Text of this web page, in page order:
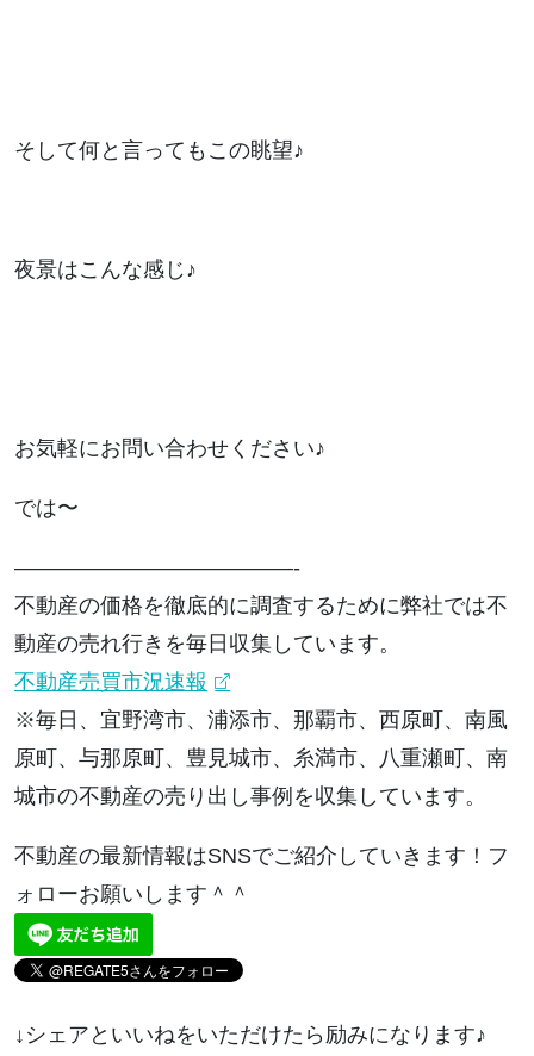
そして何と言ってもこの眺望♪
夜景はこんな感じ♪
お気軽にお問い合わせください♪
では〜
—————————————-
不動産の価格を徹底的に調査するために弊社では不
動産の売れ行きを毎日収集しています。
不動産売買市況速報
※毎日、宜野湾市、浦添市、那覇市、西原町、南風
原町、与那原町、豊見城市、糸満市、八重瀬町、南
城市の不動産の売り出し事例を収集しています。
不動産の最新情報はSNSでご紹介していきます！フ
ォローお願いします＾＾
↓シェアといいねをいただけたら励みになります♪